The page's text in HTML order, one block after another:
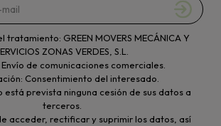
tratamiento: GREEN MOVERS MECÁNICA Y
ZONAS VERDES, S.L.
de comunicaciones comerciales.
Consentimiento del interesado.
está prevista ninguna cesión de sus datos a
terceros.
acceder, rectificar y suprimir los datos, así